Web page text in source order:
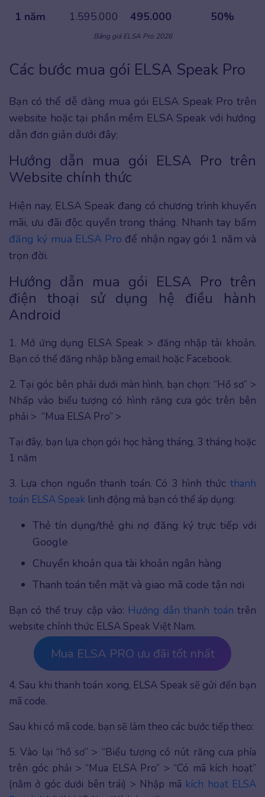
1 năm 1.595.000 495.000 50%
Bảng giá ELSA Pro 2026
Các bước mua gói ELSA Speak Pro
Bạn có thể dễ dàng mua gói ELSA Speak Pro trên
website hoặc tại phần mềm ELSA Speak với hướng
dẫn đơn giản dưới đây:
Hướng dẫn mua gói ELSA Pro trên
Website chính thức
Hiện nay, ELSA Speak đang có chương trình khuyến
mãi, ưu đãi độc quyền trong tháng. Nhanh tay bấm
đăng ký mua ELSA Pro để nhận ngay gói 1 năm và
trọn đời.
Hướng dẫn mua gói ELSA Pro trên
điện thoại sử dụng hệ điều hành
Android
1. Mở ứng dụng ELSA Speak > đăng nhập tài khoản.
Bạn có thể đăng nhập bằng email hoặc Facebook.
2. Tại góc bên phải dưới màn hình, bạn chọn: “Hồ sơ” >
Nhấp vào biểu tượng có hình răng cưa góc trên bên
phải > “Mua ELSA Pro” >
Tại đây, bạn lựa chọn gói học hàng tháng, 3 tháng hoặc
1 năm
3. Lựa chọn nguồn thanh toán. Có 3 hình thức thanh
toán ELSA Speak linh động mà bạn có thể áp dụng:
Thẻ tín dụng/thẻ ghi nợ đăng ký trực tiếp với
Google
Chuyển khoản qua tài khoản ngân hàng
Thanh toán tiền mặt và giao mã code tận nơi
Bạn có thể truy cập vào: Hướng dẫn thanh toán trên
website chính thức ELSA Speak Việt Nam.
Mua ELSA PRO ưu đãi tốt nhất
4. Sau khi thanh toán xong, ELSA Speak sẽ gửi đến bạn
mã code.
Sau khi có mã code, bạn sẽ làm theo các bước tiếp theo:
5. Vào lại “hồ sơ” > “Biểu tượng có nút răng cưa phía
trên góc phải > “Mua ELSA Pro” > “Có mã kích hoạt”
(nằm ở góc dưới bên trái) > Nhập mã kích hoạt ELSA